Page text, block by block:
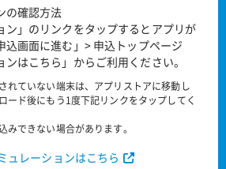
の確認方法
ン」のリンクをタップするとアプリが
込画面に進む」> 申込トップページ
ンはこちら」からご利用ください。
れていない端末は、アプリストアに移動し
ード後にもう1度下記リンクをタップしてく
みできない場合があります。
ュレーションはこちら